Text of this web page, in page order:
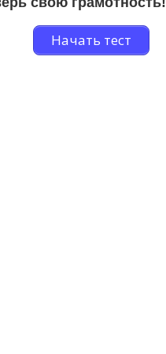
Начать тест